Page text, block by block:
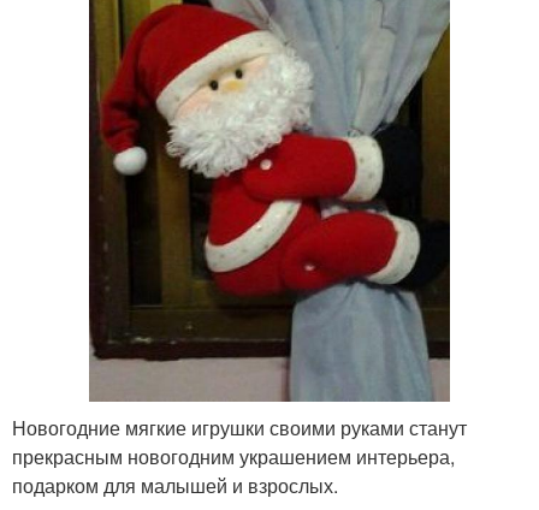
Новогодние мягкие игрушки своими руками станут
прекрасным новогодним украшением интерьера,
подарком для малышей и взрослых.